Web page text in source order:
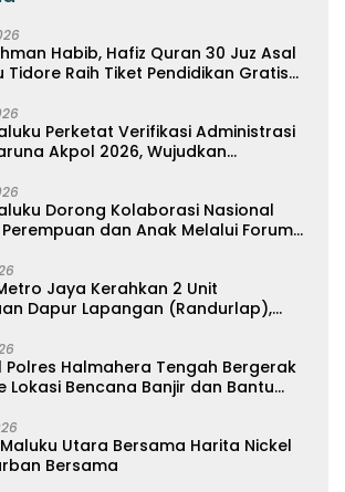
Habib, Hafiz Quran 30 Juz Asal
Tidore Raih Tiket Pendidikan Gratis
Perketat Verifikasi Administrasi
Akpol 2026, Wujudkan
Dorong Kolaborasi Nasional
Perempuan dan Anak Melalui Forum
Jaya Kerahkan 2 Unit
Dapur Lapangan (Randurlap),
Pasar Jiung
Polres Halmahera Tengah Bergerak
Lokasi Bencana Banjir dan Bantu
Utara Bersama Harita Nickel
Bersama